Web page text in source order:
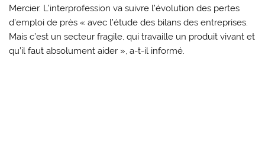
Mercier. L’interprofession va suivre l’évolution des pertes
d’emploi de près « avec l’étude des bilans des entreprises.
Mais c’est un secteur fragile, qui travaille un produit vivant et
qu’il faut absolument aider », a-t-il informé.